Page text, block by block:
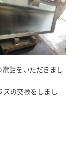
話をいただきまし
の交換をしまし